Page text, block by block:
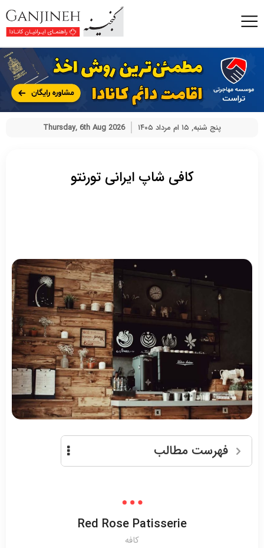
پنج شنبه, ۱۵ ام مرداد ۱۴۰۵ Thursday, 6th Aug 2026
کافی شاپ ایرانی تورنتو
فهرست مطالب
Red Rose Patisserie
کافه